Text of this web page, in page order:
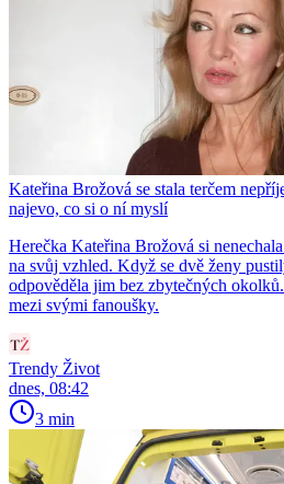
Kateřina Brožová se stala terčem
najevo, co si o ní myslí
Herečka Kateřina Brožová si
na svůj vzhled. Když se dvě ženy
odpověděla jim bez zbytečných
mezi svými fanoušky.
Trendy Život
dnes, 08:42
3 min